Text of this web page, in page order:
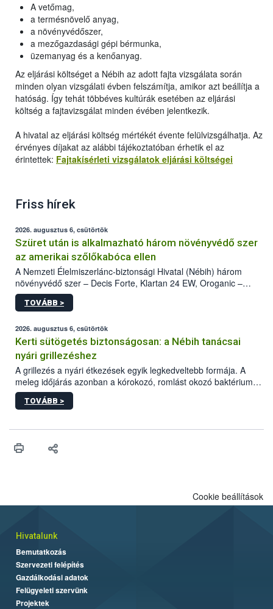
A vetőmag,
a termésnövelő anyag,
a növényvédőszer,
a mezőgazdasági gépi bérmunka,
üzemanyag és a kenőanyag.
Az eljárási költséget a Nébih az adott fajta vizsgálata során
minden olyan vizsgálati évben felszámítja, amikor azt beállítja a
hatóság. Így tehát többéves kultúrák esetében az eljárási
költség a fajtavizsgálat minden évében jelentkezik.
A hivatal az eljárási költség mértékét évente felülvizsgálhatja. Az
érvényes díjakat az alábbi tájékoztatóban érhetik el az
érintettek: Fajtakísérleti vizsgálatok eljárási költségei
Friss hírek
2026. augusztus 6, csütörtök
Szüret után is alkalmazható három növényvédő szer
az amerikai szőlőkabóca ellen
A Nemzeti Élelmiszerlánc-biztonsági Hivatal (Nébih) három
növényvédő szer – Decis Forte, Klartan 24 EW, Oroganic –
engedélyokiratát módosította, így azok a szüretet követően,
egészen a vesszőérettség (BBCH 91) stádiumáig
érésű szőlőkben is legyen lehetőség a károsító elleni további
védekezésre. Az Oroganic készítmény kis kiszerelésben kiskerti
felhasználók számára is elérhető és ökológiai termesztésben is
engedélyezett.
TOVÁBB >
2026. augusztus 6, csütörtök
Kerti sütögetés biztonságosan: a Nébih tanácsai
nyári grillezéshez
A grillezés a nyári étkezések egyik legkedveltebb formája. A
meleg időjárás azonban a kórokozó, romlást okozó baktériumok
gyorsabb szaporodásának is kedvez. A szabadtéri sütögetés
ezért nem csupán a megfelelő sütési technikáról szól: legalább
higiéniai szabályok betartása, a megfelelő hőkezelés, valamint a
biztonsági Hivatal (Nébih) Oktatási Programja összegyűjtötte a
TOVÁBB >
Cookie beállítások
Hivatalunk
Bemutatkozás
Szervezeti felépítés
Gazdálkodási adatok
Felügyeleti szervünk
Projektek